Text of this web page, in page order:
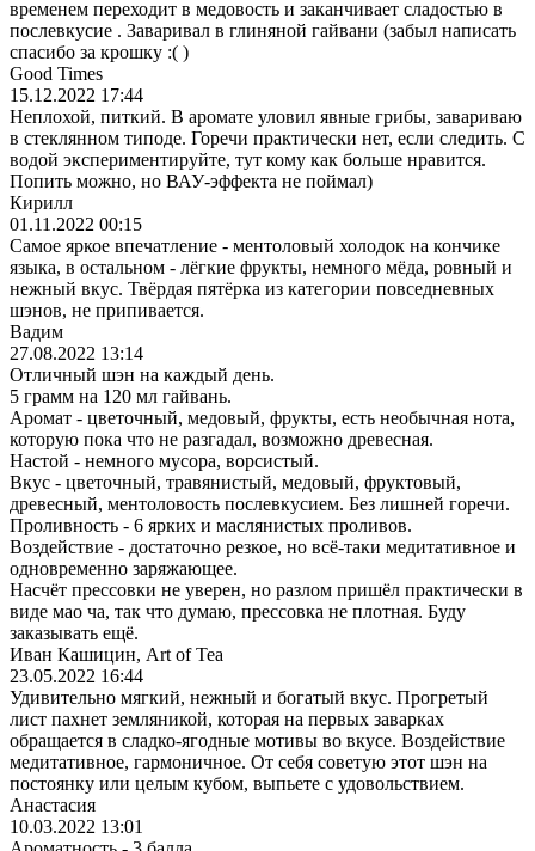
временем переходит в медовость и заканчивает сладостью в
послевкусие . Заваривал в глиняной гайвани (забыл написать
спасибо за крошку :( )
Good Times
15.12.2022 17:44
Неплохой, питкий. В аромате уловил явные грибы, завариваю
в стеклянном типоде. Горечи практически нет, если следить. С
водой экспериментируйте, тут кому как больше нравится.
Попить можно, но ВАУ-эффекта не поймал)
Кирилл
01.11.2022 00:15
Самое яркое впечатление - ментоловый холодок на кончике
языка, в остальном - лёгкие фрукты, немного мёда, ровный и
нежный вкус. Твёрдая пятёрка из категории повседневных
шэнов, не припивается.
Вадим
27.08.2022 13:14
Отличный шэн на каждый день.
5 грамм на 120 мл гайвань.
Аромат - цветочный, медовый, фрукты, есть необычная нота,
которую пока что не разгадал, возможно древесная.
Настой - немного мусора, ворсистый.
Вкус - цветочный, травянистый, медовый, фруктовый,
древесный, ментоловость послевкусием. Без лишней горечи.
Проливность - 6 ярких и маслянистых проливов.
Воздействие - достаточно резкое, но всё-таки медитативное и
одновременно заряжающее.
Насчёт прессовки не уверен, но разлом пришёл практически в
виде мао ча, так что думаю, прессовка не плотная. Буду
заказывать ещё.
Иван Кашицин, Art of Tea
23.05.2022 16:44
Удивительно мягкий, нежный и богатый вкус. Прогретый
лист пахнет земляникой, которая на первых заварках
обращается в сладко-ягодные мотивы во вкусе. Воздействие
медитативное, гармоничное. От себя советую этот шэн на
постоянку или целым кубом, выпьете с удовольствием.
Анастасия
10.03.2022 13:01